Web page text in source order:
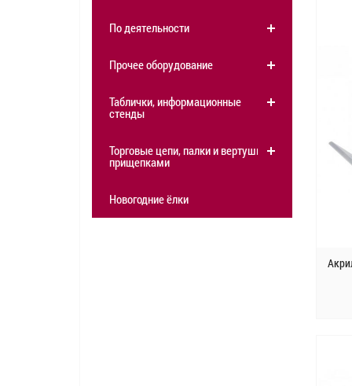
По деятельности
Прочее оборудование
Таблички, информационные
стенды
Торговые цепи, палки и вертушки с
прищепками
Новогодние ёлки